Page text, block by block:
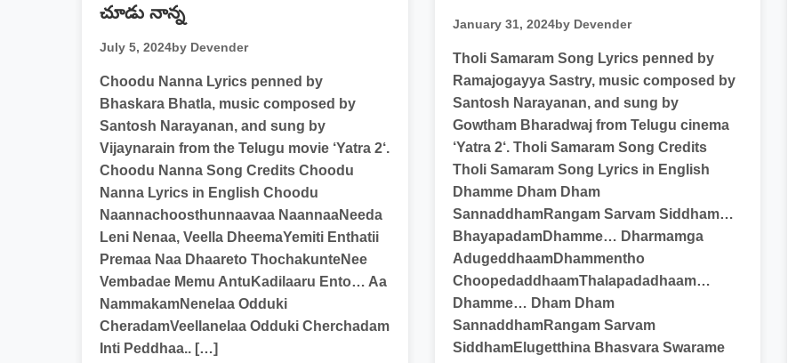
చూడు నాన్న
July 5, 2024by Devender
Choodu Nanna Lyrics penned by
Bhaskara Bhatla, music composed by
Santosh Narayanan, and sung by
Vijaynarain from the Telugu movie ‘Yatra 2‘.
Choodu Nanna Song Credits Choodu
Nanna Lyrics in English Choodu
Naannachoosthunnaavaa NaannaaNeeda
Leni Nenaa, Veella DheemaYemiti Enthatii
Premaa Naa Dhaareto ThochakunteNee
Vembadae Memu AntuKadilaaru Ento… Aa
NammakamNenelaa Odduki
CheradamVeellanelaa Odduki Cherchadam
Inti Peddhaa.. […]
January 31, 2024by Devender
Tholi Samaram Song Lyrics penned by
Ramajogayya Sastry, music composed by
Santosh Narayanan, and sung by
Gowtham Bharadwaj from Telugu cinema
‘Yatra 2‘. Tholi Samaram Song Credits
Tholi Samaram Song Lyrics in English
Dhamme Dham Dham
SannaddhamRangam Sarvam Siddham…
BhayapadamDhamme… Dharmamga
AdugeddhaamDhammentho
ChoopedaddhaamThalapadadhaam…
Dhamme… Dham Dham
SannaddhamRangam Sarvam
SiddhamElugetthina Bhasvara Swarame